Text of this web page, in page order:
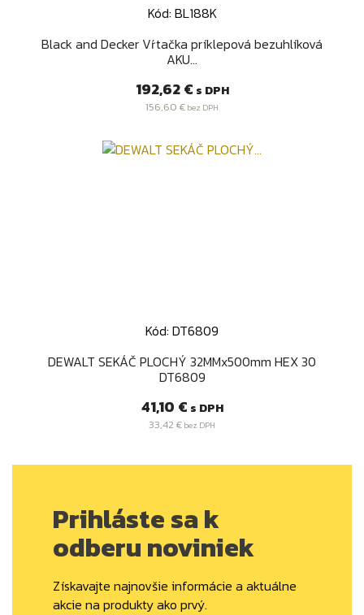
Kód: BL188K
Black and Decker Vŕtačka príklepová bezuhlíková
AKU...
Cena
192,62 € s DPH
156,60 € bez DPH
Kód: DT6809
DEWALT SEKÁČ PLOCHÝ 32MMx500mm HEX 30
DT6809
Cena
41,10 € s DPH
33,42 € bez DPH
Prihláste sa k
odberu noviniek
Získavajte najnovšie informácie a aktuálne
akcie na produkty ako prvý.